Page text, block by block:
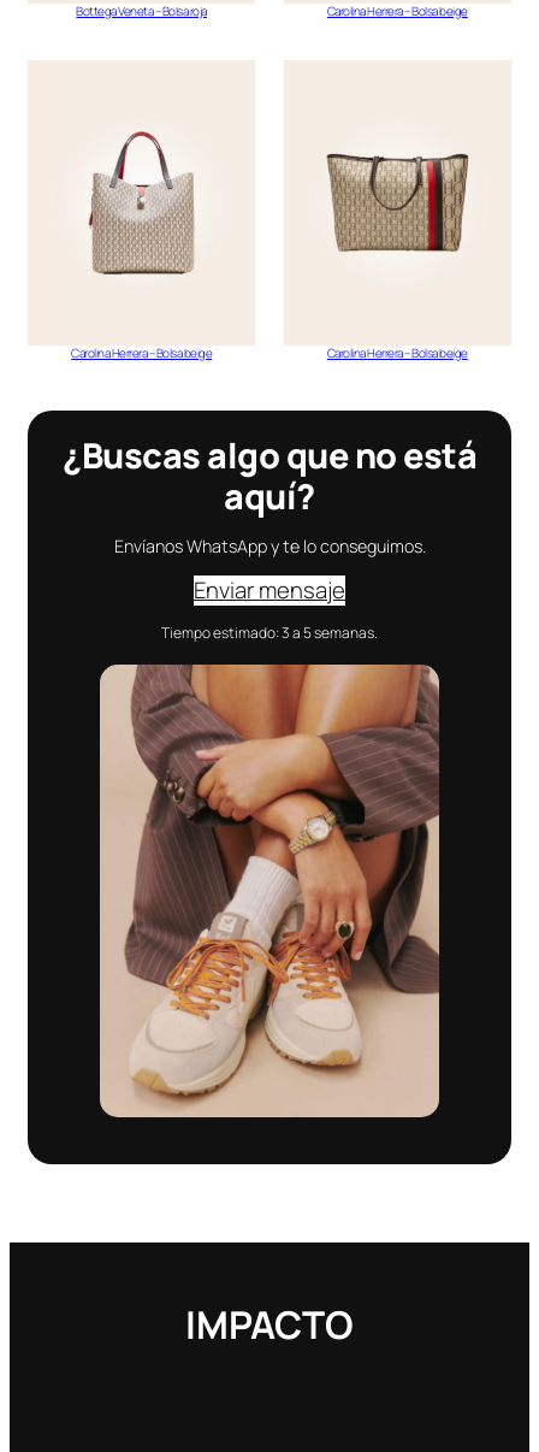
Bottega Veneta – Bolsa roja Carolina Herrera – Bolsa beige
Carolina Herrera – Bolsa beige Carolina Herrera – Bolsa beige
¿Buscas algo que no está
aquí?
Envíanos WhatsApp y te lo conseguimos.
Enviar mensaje
Tiempo estimado: 3 a 5 semanas.
IMPACTO